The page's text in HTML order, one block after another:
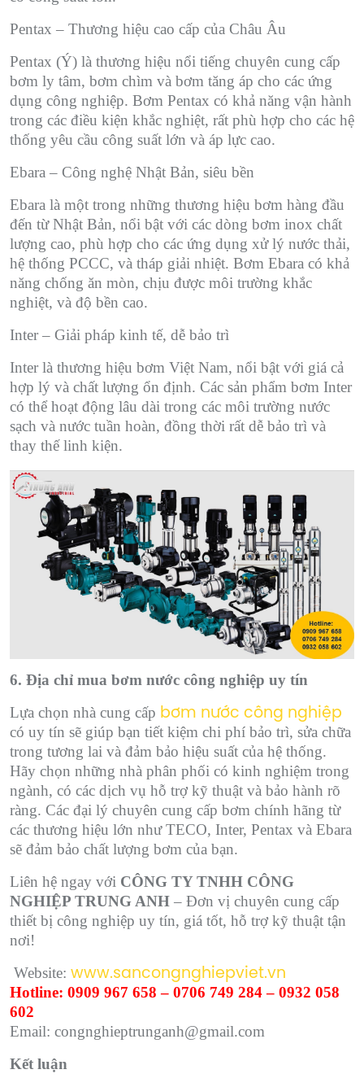
Pentax – Thương hiệu cao cấp của Châu Âu
Pentax (Ý) là thương hiệu nổi tiếng chuyên cung cấp
bơm ly tâm, bơm chìm và bơm tăng áp cho các ứng
dụng công nghiệp. Bơm Pentax có khả năng vận hành
trong các điều kiện khắc nghiệt, rất phù hợp cho các hệ
thống yêu cầu công suất lớn và áp lực cao.
Ebara – Công nghệ Nhật Bản, siêu bền
Ebara là một trong những thương hiệu bơm hàng đầu
đến từ Nhật Bản, nổi bật với các dòng bơm inox chất
lượng cao, phù hợp cho các ứng dụng xử lý nước thải,
hệ thống PCCC, và tháp giải nhiệt. Bơm Ebara có khả
năng chống ăn mòn, chịu được môi trường khắc
nghiệt, và độ bền cao.
Inter – Giải pháp kinh tế, dễ bảo trì
Inter là thương hiệu bơm Việt Nam, nổi bật với giá cả
hợp lý và chất lượng ổn định. Các sản phẩm bơm Inter
có thể hoạt động lâu dài trong các môi trường nước
sạch và nước tuần hoàn, đồng thời rất dễ bảo trì và
thay thế linh kiện.
6. Địa chỉ mua bơm nước công nghiệp uy tín
Lựa chọn nhà cung cấp bơm nước công nghiệp
có uy tín sẽ giúp bạn tiết kiệm chi phí bảo trì, sửa chữa
trong tương lai và đảm bảo hiệu suất của hệ thống.
Hãy chọn những nhà phân phối có kinh nghiệm trong
ngành, có các dịch vụ hỗ trợ kỹ thuật và bảo hành rõ
ràng. Các đại lý chuyên cung cấp bơm chính hãng từ
các thương hiệu lớn như TECO, Inter, Pentax và Ebara
sẽ đảm bảo chất lượng bơm của bạn.
Liên hệ ngay với CÔNG TY TNHH CÔNG
NGHIỆP TRUNG ANH – Đơn vị chuyên cung cấp
thiết bị công nghiệp uy tín, giá tốt, hỗ trợ kỹ thuật tận
nơi!
Website: www.sancongnghiepviet.vn
Hotline: 0909 967 658 – 0706 749 284 – 0932 058
602
Email: congnghieptrunganh@gmail.com
Kết luận